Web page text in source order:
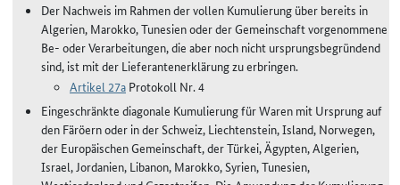
Der Nachweis im Rahmen der vollen Kumulierung über bereits in
Algerien, Marokko, Tunesien oder der Gemeinschaft vorgenommene
Be- oder Verarbeitungen, die aber noch nicht ursprungsbegründend
sind, ist mit der Lieferantenerklärung zu erbringen.
Artikel 27a Protokoll Nr. 4
Eingeschränkte diagonale Kumulierung für Waren mit Ursprung auf
den Färöern oder in der Schweiz, Liechtenstein, Island, Norwegen,
der Europäischen Gemeinschaft, der Türkei, Ägypten, Algerien,
Israel, Jordanien, Libanon, Marokko, Syrien, Tunesien,